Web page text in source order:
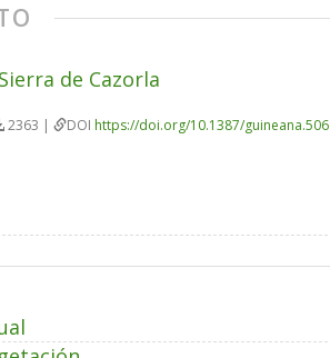
de Cazorla
2363 | DOI https://doi.org/10.1387/